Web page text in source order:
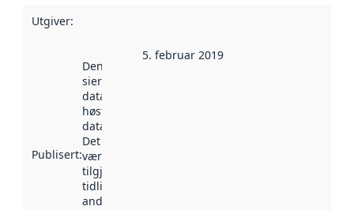
Utgiver:
Publisert:
Denne datoen
sier når
datasettet ble
høstet av
data.norge.no.
Det kan ha
vært
tilgjengelig
tidligere
andre steder.
5. februar 2019